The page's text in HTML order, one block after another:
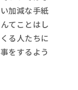
加減な手紙
てことはし
る人たちに
をするよう